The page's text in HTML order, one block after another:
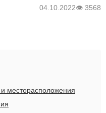
04.10.2022👁 3568
месторасположения